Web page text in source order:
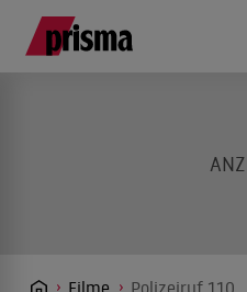
Filme Polizeiruf 110